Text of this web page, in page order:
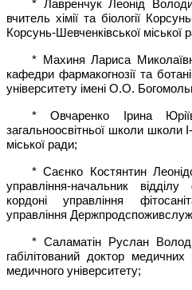
* Лавренчук Леонід
вчитель хімії та біології
Корсунь-Шевченківської міської
* Махиня Лариса
кафедри фармакогнозії та
університету імені О.О.
* Овчаренко Ірина
загальноосвітньої школи школи
міської ради;
* Саєнко Костянтин
управління-начальник
кордоні управління
управління
* Саламатін Руслан
габілітований доктор
медичного університету;